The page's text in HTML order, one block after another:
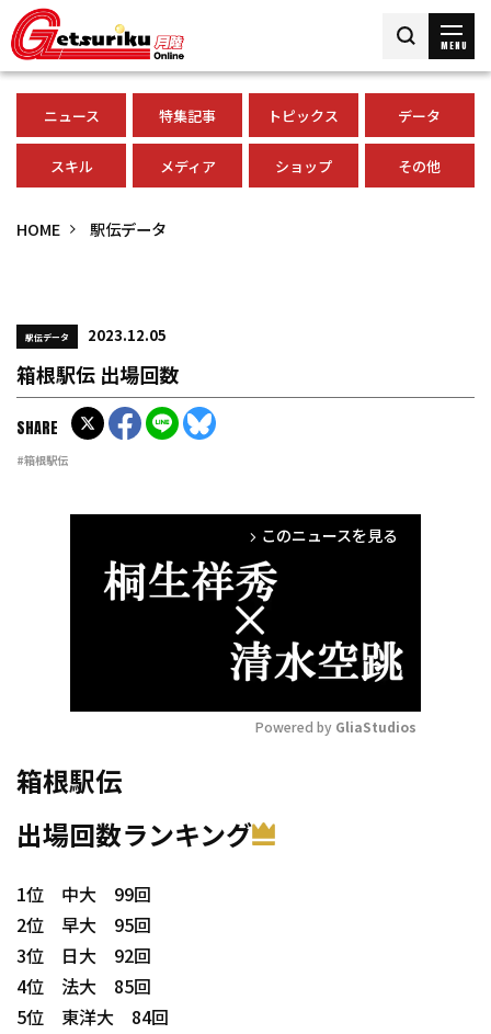
MENU
ニュース 特集記事 トピックス データ
スキル メディア ショップ その他
HOME 駅伝データ
駅伝データ 2023.12.05
箱根駅伝 出場回数
#箱根駅伝
SHARE
arrow_forward_ios このニュースを見る
Powered by GliaStudios
箱根駅伝
出場回数ランキング
1位 中大 99回
2位 早大 95回
3位 日大 92回
4位 法大 85回
5位 東洋大 84回